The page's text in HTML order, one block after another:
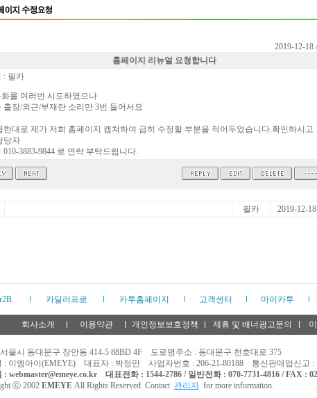
2019-12-18
홈페이지 리뉴얼 요청합니다
: 필카
를 여러번 시도하였으나
출장/외근/부재란 소리만 3번 들어서요
한대로 제가 저희 홈페이지 캡쳐하여 급히 수정할 부분을 적어두었습니다.확인하시고
당자
010-3883-9844 로 연락 부탁드립니다.
필카 2019-12-18
카딜러프로 카투홈페이지 고객센터 마이카투
회사소개 이용약관 개인정보보호정책 제휴 및 배너광고문의
울시 동대문구 장안동 414-5 88BD 4F 도로명주소 : 동대문구 천호대로 375
: 이엠아이(EMEYE) 대표자 : 박정만 사업자번호 : 206-21-80188 통신판매업신고 :
: webmaster@emeye.co.kr
대표전화 : 1544-2786 / 일반전화 : 070-7731-4816 / FAX :
ⓒ 2002 EMEYE All Rights Reserved. Contact 관리자 for more information.